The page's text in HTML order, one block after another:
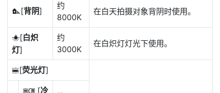
M [背阴]
约
8000K
在白天拍摄对象背阴时使用。
J[白炽
灯]
约
3000K
在白炽灯灯光下使用。
I[荧光灯]
m [冷